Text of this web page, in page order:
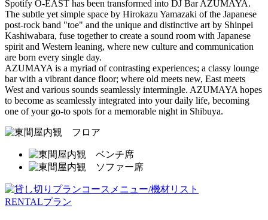
Spotify O-EAST has been transformed into DJ Bar AZUMAYA.
The subtle yet simple space by Hirokazu Yamazaki of the Japanese
post-rock band "toe" and the unique and distinctive art by Shinpei
Kashiwabara, fuse together to create a sound room with Japanese
spirit and Western leaning, where new culture and communication
are born every single day.
AZUMAYA is a myriad of contrasting experiences; a classy lounge
bar with a vibrant dance floor; where old meets new, East meets
West and various sounds seamlessly intermingle. AZUMAYA hopes
to become as seamlessly integrated into your daily life, becoming
one of your go-to spots for a memorable night in Shibuya.
RENTALプラン